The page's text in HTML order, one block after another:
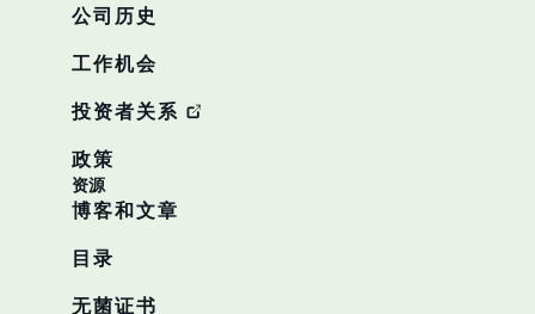
公司历史
工作机会
投资者关系
政策
资源
博客和文章
目录
无菌证书